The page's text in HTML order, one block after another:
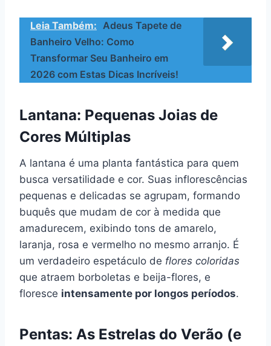
Leia Também: Adeus Tapete de
Banheiro Velho: Como
Transformar Seu Banheiro em
2026 com Estas Dicas Incríveis!
Lantana: Pequenas Joias de
Cores Múltiplas
A lantana é uma planta fantástica para quem
busca versatilidade e cor. Suas inflorescências
pequenas e delicadas se agrupam, formando
buquês que mudam de cor à medida que
amadurecem, exibindo tons de amarelo,
laranja, rosa e vermelho no mesmo arranjo. É
um verdadeiro espetáculo de flores coloridas
que atraem borboletas e beija-flores, e
floresce intensamente por longos períodos.
Pentas: As Estrelas do Verão (e